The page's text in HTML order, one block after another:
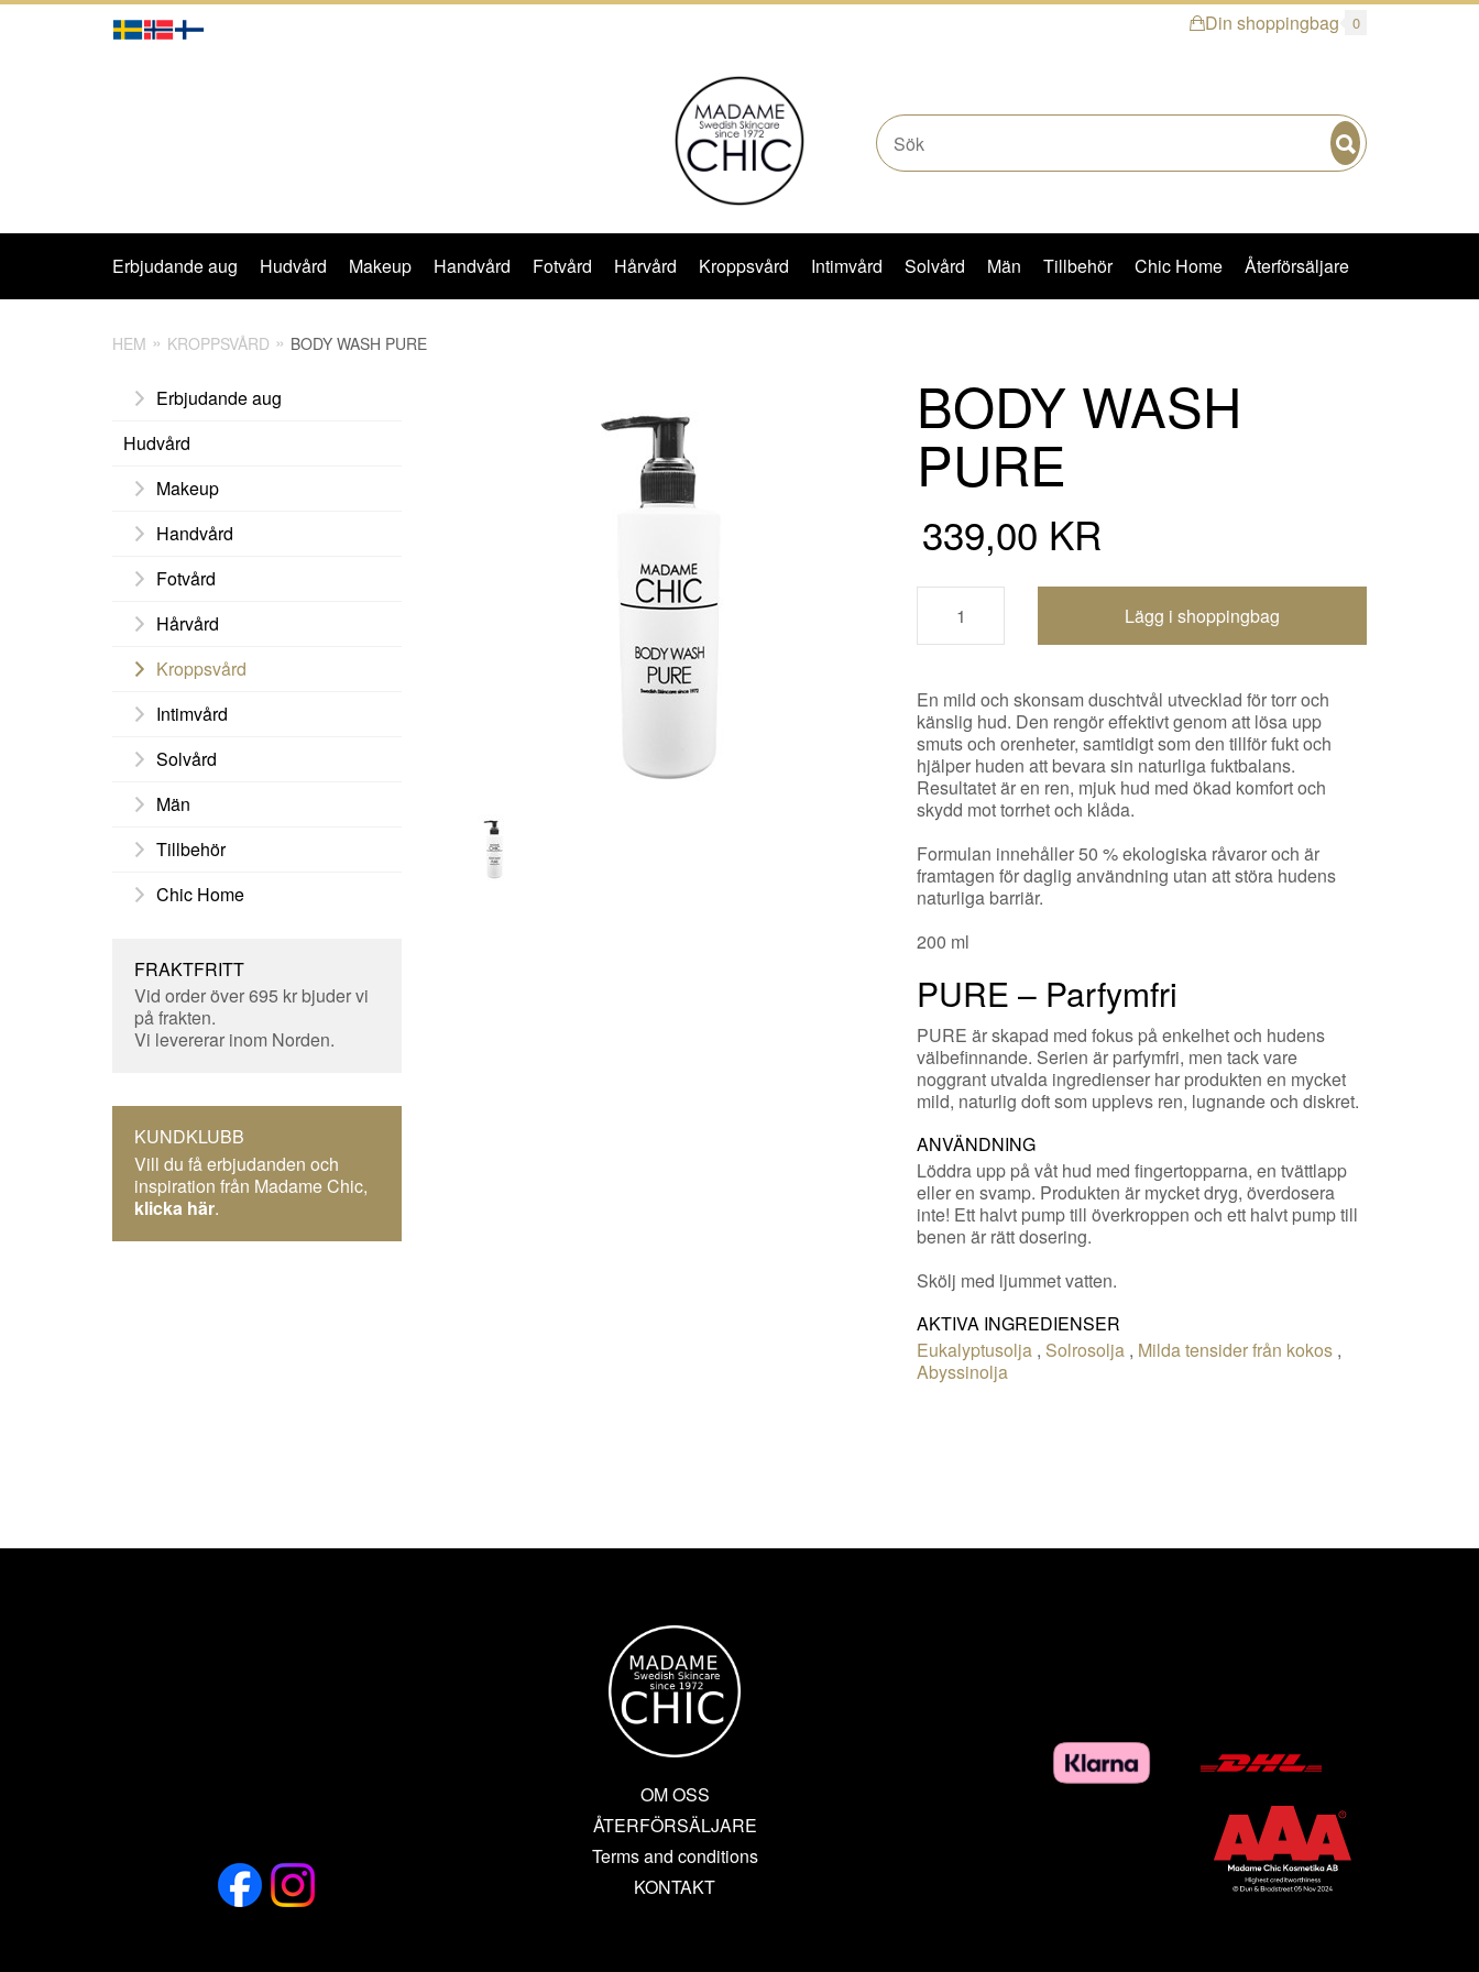
Din shoppingbag 0
Sök
Erbjudande aug Hudvård Makeup Handvård Fotvård Hårvård Kroppsvård Intimvård Solvård Män Tillbehör Chic Home Återförsäljare
HEM KROPPSVÅRD BODY WASH PURE
Erbjudande aug
Hudvård
Makeup
Handvård
Fotvård
Hårvård
Kroppsvård
Intimvård
Solvård
Män
Tillbehör
Chic Home
FRAKTFRITT
Vid order över 695 kr bjuder vi
på frakten.
Vi levererar inom Norden.
KUNDKLUBB
Vill du få erbjudanden och
inspiration från Madame Chic,
klicka här.
BODY WASH
PURE
339,00 KR
Shoppingbagen uppdaterad
En mild och skonsam duschtvål utvecklad för torr och
känslig hud. Den rengör effektivt genom att lösa upp
smuts och orenheter, samtidigt som den tillför fukt och
hjälper huden att bevara sin naturliga fuktbalans.
Resultatet är en ren, mjuk hud med ökad komfort och
skydd mot torrhet och klåda.
Formulan innehåller 50 % ekologiska råvaror och är
framtagen för daglig användning utan att störa hudens
naturliga barriär.
200 ml
PURE – Parfymfri
PURE är skapad med fokus på enkelhet och hudens
välbefinnande. Serien är parfymfri, men tack vare
noggrant utvalda ingredienser har produkten en mycket
mild, naturlig doft som upplevs ren, lugnande och diskret.
ANVÄNDNING
Löddra upp på våt hud med fingertopparna, en tvättlapp
eller en svamp. Produkten är mycket dryg, överdosera
inte! Ett halvt pump till överkroppen och ett halvt pump till
benen är rätt dosering.
Skölj med ljummet vatten.
AKTIVA INGREDIENSER
Eukalyptusolja , Solrosolja , Milda tensider från kokos ,
Abyssinolja
OM OSS
ÅTERFÖRSÄLJARE
Terms and conditions
KONTAKT